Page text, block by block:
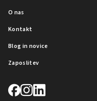
O nas
Kontakt
Blog in novice
Zaposlitev